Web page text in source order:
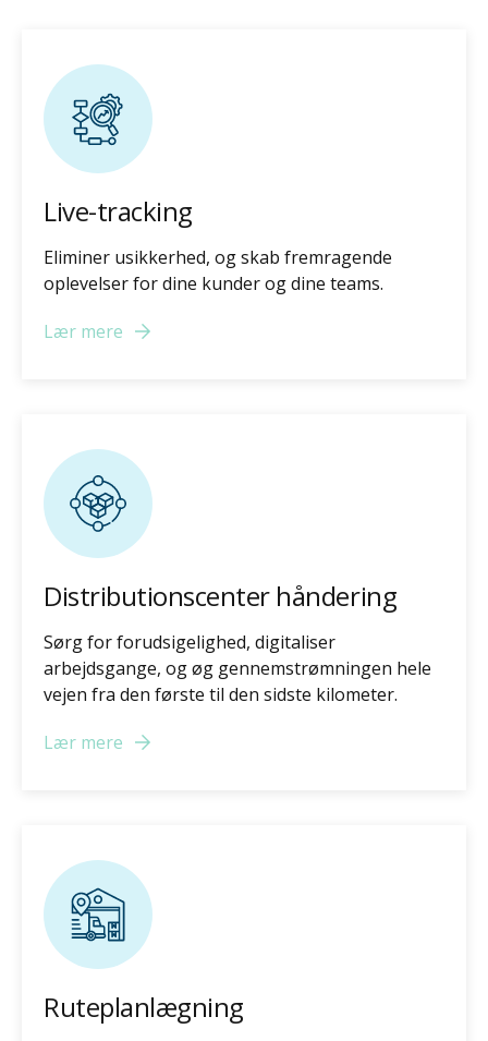
Live-tracking
Eliminer usikkerhed, og skab fremragende
oplevelser for dine kunder og dine teams.
Lær mere
Distributionscenter håndering
Sørg for forudsigelighed, digitaliser
arbejdsgange, og øg gennemstrømningen hele
vejen fra den første til den sidste kilometer.
Lær mere
Ruteplanlægning